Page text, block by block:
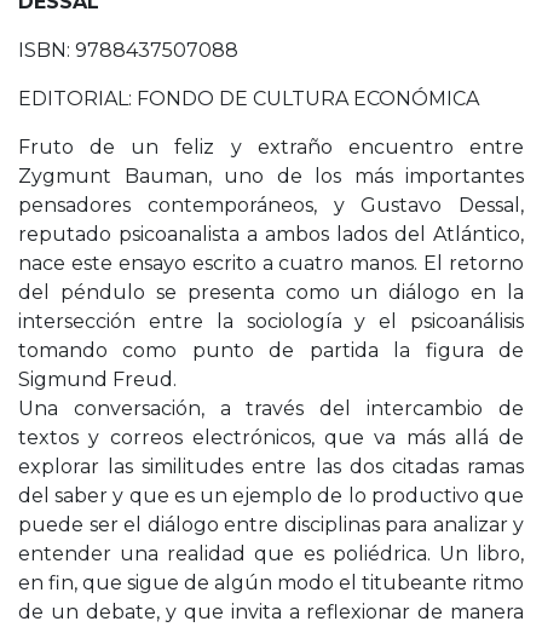
ISBN: 9788437507088
EDITORIAL: FONDO DE CULTURA ECONÓMICA
Fruto de un feliz y extraño encuentro entre
Zygmunt Bauman, uno de los más importantes
pensadores contemporáneos, y Gustavo Dessal,
reputado psicoanalista a ambos lados del Atlántico,
nace este ensayo escrito a cuatro manos. El retorno
del péndulo se presenta como un diálogo en la
intersección entre la sociología y el psicoanálisis
tomando como punto de partida la figura de
Sigmund Freud.
Una conversación, a través del intercambio de
textos y correos electrónicos, que va más allá de
explorar las similitudes entre las dos citadas ramas
del saber y que es un ejemplo de lo productivo que
puede ser el diálogo entre disciplinas para analizar y
entender una realidad que es poliédrica. Un libro,
en fin, que sigue de algún modo el titubeante ritmo
de un debate, y que invita a reflexionar de manera